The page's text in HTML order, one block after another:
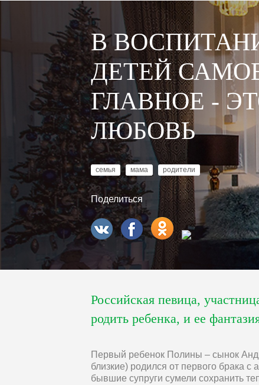
В
ДЕТЕЙ
ГЛАВНОЕ -
ЛЮБОВЬ
семья мама родители
Поделиться
Российская певица,
родить ребенка, и ее
Первый ребенок Полины – сынок
близкие) родился от первого брака
бывшие супруги сумели сохранить